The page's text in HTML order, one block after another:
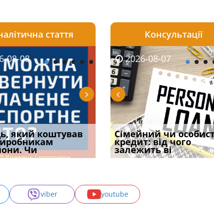
06
встановив для
шкоди
2026-08-06
Документи, на яких не
проставляється
апостиль: пер
стаття
08-08
який коштував
Чи
2026-08-07
Огляд практики ВС від
Ростислава Кравця, що
опублі
Консультації
08-05
потрібна ФОП
у 2026 році:
засто
2026-08-07
Сімейний чи
кредит: від чого
залежить ві
2026-07-30
Восьмий ААС
підтвердив, що
може скас
viber youtube